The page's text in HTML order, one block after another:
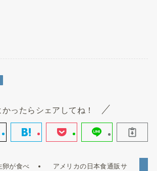
かったらシェアしてね！
卵が食べ
アメリカの日本食通販サ